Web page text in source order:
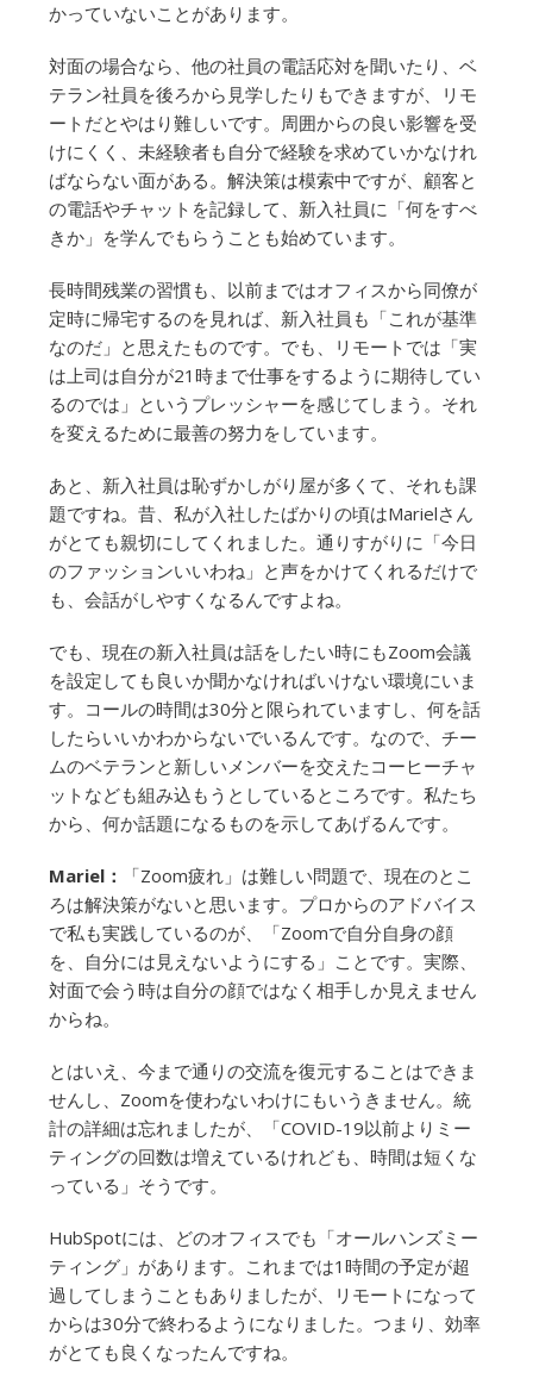
かっていないことがあります。
対面の場合なら、他の社員の電話応対を聞いたり、ベ
テラン社員を後ろから見学したりもできますが、リモ
ートだとやはり難しいです。周囲からの良い影響を受
けにくく、未経験者も自分で経験を求めていかなけれ
ばならない面がある。解決策は模索中ですが、顧客と
の電話やチャットを記録して、新入社員に「何をすべ
きか」を学んでもらうことも始めています。
長時間残業の習慣も、以前まではオフィスから同僚が
定時に帰宅するのを見れば、新入社員も「これが基準
なのだ」と思えたものです。でも、リモートでは「実
は上司は自分が21時まで仕事をするように期待してい
るのでは」というプレッシャーを感じてしまう。それ
を変えるために最善の努力をしています。
あと、新入社員は恥ずかしがり屋が多くて、それも課
題ですね。昔、私が入社したばかりの頃はMarielさん
がとても親切にしてくれました。通りすがりに「今日
のファッションいいわね」と声をかけてくれるだけで
も、会話がしやすくなるんですよね。
でも、現在の新入社員は話をしたい時にもZoom会議
を設定しても良いか聞かなければいけない環境にいま
す。コールの時間は30分と限られていますし、何を話
したらいいかわからないでいるんです。なので、チー
ムのベテランと新しいメンバーを交えたコーヒーチャ
ットなども組み込もうとしているところです。私たち
から、何か話題になるものを示してあげるんです。
Mariel：
「Zoom疲れ」は難しい問題で、現在のとこ
ろは解決策がないと思います。プロからのアドバイス
で私も実践しているのが、「Zoomで自分自身の顔
を、自分には見えないようにする」ことです。実際、
対面で会う時は自分の顔ではなく相手しか見えません
からね。
とはいえ、今まで通りの交流を復元することはできま
せんし、Zoomを使わないわけにもいうきません。統
計の詳細は忘れましたが、「COVID-19以前よりミー
ティングの回数は増えているけれども、時間は短くな
っている」そうです。
HubSpotには、どのオフィスでも「オールハンズミー
ティング」があります。これまでは1時間の予定が超
過してしまうこともありましたが、リモートになって
からは30分で終わるようになりました。つまり、効率
がとても良くなったんですね。